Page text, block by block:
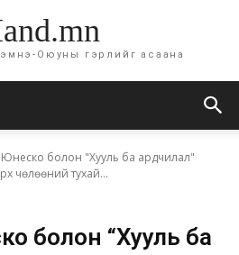
Оюуны гэрлийг асаана
болон "Хууль ба ардчилал"
чөлөөний тухай...
болон “Хууль ба